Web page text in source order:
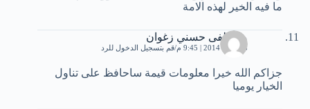
ما فيه الخير لهذه الامة
مصطفى حسني زغوان
28 يناير، 2014 | 9:45 م قم بتسجيل الدخول للرد
جزاكم الله خيرا معلومات قيمة ساحافظ على تناول
الخيار يوميا